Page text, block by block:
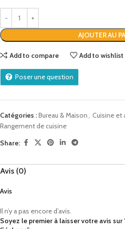
AJOUTER AU
Add to compare Add to wishlist
Poser une question
Catégories :Bureau & Maison, Cuisine et
Rangement de cuisine
Share:
Avis (0)
Avis
Il n’y a pas encore d’avis.
Soyez le premier à laisser votre avis